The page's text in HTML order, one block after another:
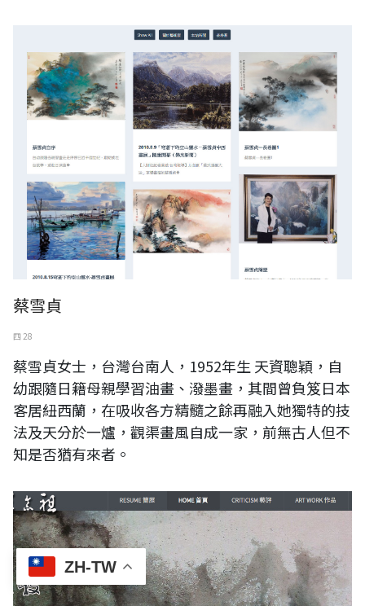
ZH-TW
蔡雪貞
四 28
蔡雪貞女士，台灣台南人，1952年生 天資聰穎，自
幼跟隨日籍母親學習油畫、潑墨畫，其間曾負笈日本
客居紐西蘭，在吸收各方精髓之餘再融入她獨特的技
法及天分於一爐，觀渠畫風自成一家，前無古人但不
知是否猶有來者。